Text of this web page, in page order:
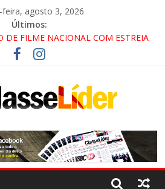
feira, agosto 3, 2026
Últimos:
DE FILME NACIONAL COM ESTREIA
DUTRA SERÁ BLOQUEADO NO FIM
E QUELUZ NA RETA FINAL
COLA!